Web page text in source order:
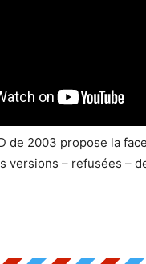
de 2003 propose la
versions – refusées –